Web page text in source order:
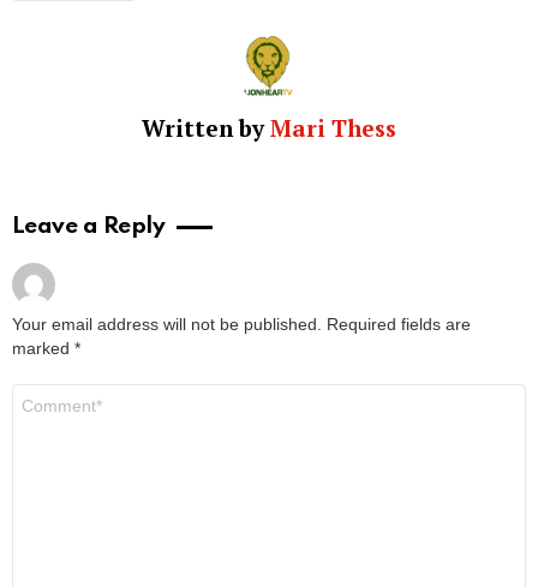
Written byMari Thess
Leave a Reply
Your email address will not be published.
Required fields are
marked *